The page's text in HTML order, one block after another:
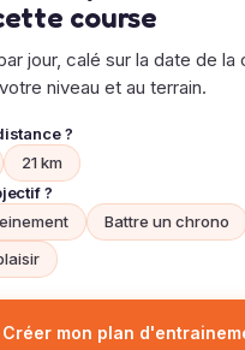
course
jour, calé sur la date de la
niveau et au terrain.
?
21 km
?
Battre un chrono
Créer mon plan